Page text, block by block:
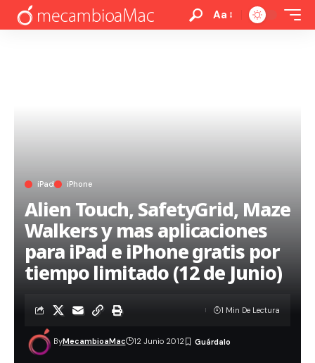
Aa
iPad iPhone
Alien Touch, SafetyGrid, Maze
Walkers y mas aplicaciones
para iPad e iPhone gratis por
tiempo limitado (12 de Junio)
ByMecambioaMac 12 Junio 2012
1 Min De Lectura